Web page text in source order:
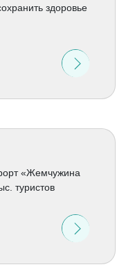
здоровье
«Жемчужина
туристов